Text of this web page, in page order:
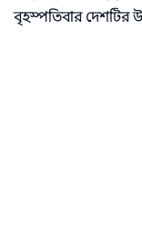
বৃহস্পতিবার দেশটির